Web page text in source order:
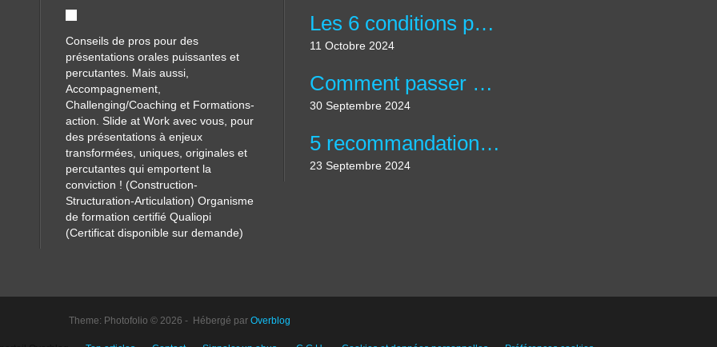
Conseils de pros pour des
présentations orales puissantes et
percutantes. Mais aussi,
Accompagnement,
Challenging/Coaching et Formations-
action. Slide at Work avec vous, pour
des présentations à enjeux
transformées, uniques, originales et
percutantes qui emportent la
conviction ! (Construction-
Structuration-Articulation) Organisme
de formation certifié Qualiopi
(Certificat disponible sur demande)
Les 6 conditions pour créer une accroche percutante !
11 Octobre 2024
Comment passer d'un Pitch percutant et un pitch inspirant ?
30 Septembre 2024
5 recommandations pour créer des messages qui engagent votre public
23 Septembre 2024
Theme: Photofolio © 2026 - Hébergé par Overblog